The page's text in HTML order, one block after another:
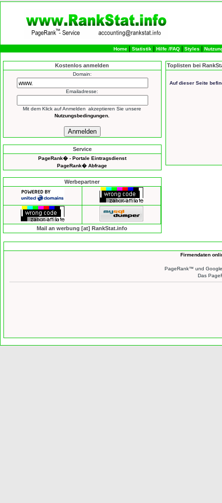
Home Statistik Hilfe /FAQ Styles
Kostenlos anmelden
Domain:
Emailadresse:
Mit dem Klick aufAnmelden akzeptieren Sie unsere
Nutzungsbedingungen.
Service
PageRank� - Portale Eintragsdienst
PageRank� Abfrage
Werbepartner
Mail an werbung [at] RankStat.info
Toplisten bei
Auf dieser Seite
Firmendaten
PageRank™ und
Das